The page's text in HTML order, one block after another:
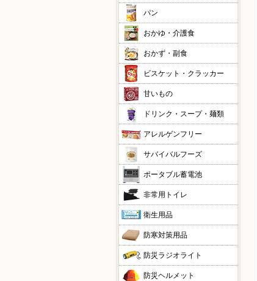
パン
おかゆ・介護食
おかず・副食
ビスケット・クラッカー
甘いもの
ドリンク・スープ・麺類
アレルゲンフリー
サバイバルフーズ
ポータブル蓄電池
非常用トイレ
衛生用品
防寒対策用品
防災ラジオライト
防災ヘルメット